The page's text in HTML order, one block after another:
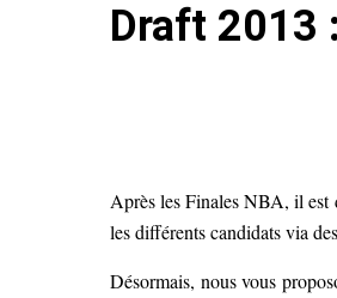
Draft 2013
Après les Finales NBA, il est
les différents candidats via
Désormais, nous vous